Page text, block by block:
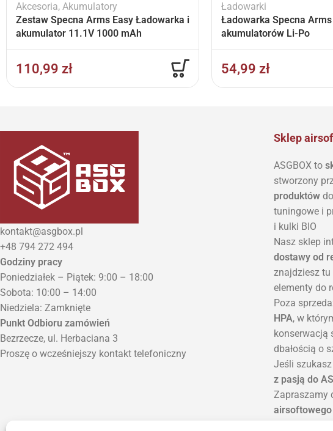
Akcesoria, Akumulatory
Zestaw Specna Arms Easy Ładowarka i
akumulator 11.1V 1000 mAh
110,99 zł
Ładowarki
Ładowarka Specna Arms
akumulatorów Li-Po
54,99 zł
kontakt@asgbox.pl
+48 794 272 494
Godziny pracy
Poniedziałek – Piątek: 9:00 – 18:00
Sobota: 10:00 – 14:00
Niedziela: Zamknięte
Punkt Odbioru zamówień
Bezrzecze, ul. Herbaciana 3
Proszę o wcześniejszy kontakt telefoniczny
Sklep
ASGBOX to
stworzony
produktów
tuningowe i
i kulki BIO
Nasz sklep
dostawy od
znajdziesz
elementy do
Poza
HPA, w
konserwacją
dbałością o
Jeśli
z pasją do
Zapraszamy